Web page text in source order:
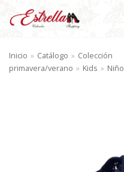
contenido
Inicio » Catálogo » Colección
primavera/verano » Kids » Niño